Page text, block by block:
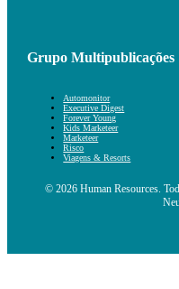
Grupo Multipublicações
Automonitor
Executive Digest
Forever Young
Kids Marketeer
Marketeer
Risco
Viagens & Resorts
© 2026 Human Resources.